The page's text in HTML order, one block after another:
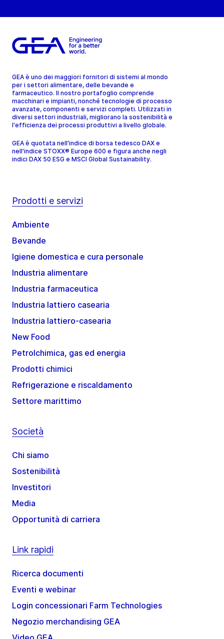
GEA è uno dei maggiori fornitori di sistemi al mondo
per i settori alimentare, delle bevande e
farmaceutico. Il nostro portafoglio comprende
macchinari e impianti, nonché tecnologie di processo
avanzate, componenti e servizi completi. Utilizzati in
diversi settori industriali, migliorano la sostenibilità e
l'efficienza dei processi produttivi a livello globale.
GEA è quotata nell'indice di borsa tedesco DAX e
nell'indice STOXX® Europe 600 e figura anche negli
indici DAX 50 ESG e MSCI Global Sustainability.
Prodotti e servizi
Ambiente
Bevande
Igiene domestica e cura personale
Industria alimentare
Industria farmaceutica
Industria lattiero casearia
Industria lattiero-casearia
New Food
Petrolchimica, gas ed energia
Prodotti chimici
Refrigerazione e riscaldamento
Settore marittimo
Società
Chi siamo
Sostenibilità
Investitori
Media
Opportunità di carriera
Link rapidi
Ricerca documenti
Eventi e webinar
Login concessionari Farm Technologies
Negozio merchandising GEA